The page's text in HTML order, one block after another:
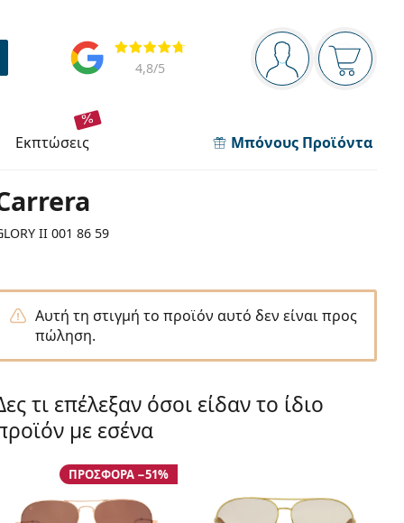
Πίνακας πλοήγησης
Είστε
Το
Αξιολογήσεις
4,8/5
εκπτώσεις Μπόνους Προϊόντα
II 001 86 59
Αυτή τη στιγμή το προϊόν αυτό δεν είναι προς
πώληση.
τι επέλεξαν όσοι είδαν το ίδιο
με εσένα
ΠΡΟΣΦΟΡΆ −51%